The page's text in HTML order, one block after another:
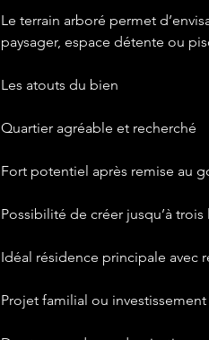
Le terrain arboré permet
paysager, espace détente ou
Les atouts du bien
Quartier agréable et recherché
Fort potentiel après remise au
Possibilité de créer jusqu’à
Idéal résidence principale avec
Projet familial ou